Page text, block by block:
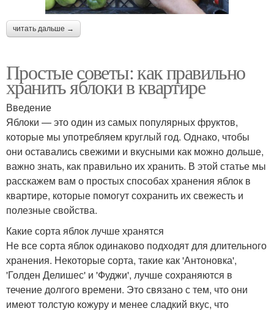
читать дальше →
Простые советы: как правильно
хранить яблоки в квартире
Введение
Яблоки — это один из самых популярных фруктов,
которые мы употребляем круглый год. Однако, чтобы
они оставались свежими и вкусными как можно дольше,
важно знать, как правильно их хранить. В этой статье мы
расскажем вам о простых способах хранения яблок в
квартире, которые помогут сохранить их свежесть и
полезные свойства.
Какие сорта яблок лучше хранятся
Не все сорта яблок одинаково подходят для длительного
хранения. Некоторые сорта, такие как 'Антоновка',
'Голден Делишес' и 'Фуджи', лучше сохраняются в
течение долгого времени. Это связано с тем, что они
имеют толстую кожуру и менее сладкий вкус, что